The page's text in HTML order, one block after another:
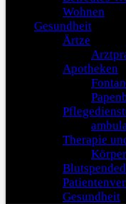
Wohnen
Gesundheit
Ärtze
Apotheken
Therapie
Gesundheit